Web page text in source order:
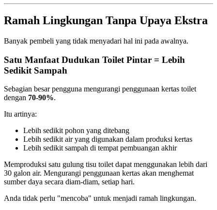
Ramah Lingkungan Tanpa Upaya Ekstra
Banyak pembeli yang tidak menyadari hal ini pada awalnya.
Satu Manfaat Dudukan Toilet Pintar = Lebih
Sedikit Sampah
Sebagian besar pengguna mengurangi penggunaan kertas toilet
dengan 70-90%.
Itu artinya:
Lebih sedikit pohon yang ditebang
Lebih sedikit air yang digunakan dalam produksi kertas
Lebih sedikit sampah di tempat pembuangan akhir
Memproduksi satu gulung tisu toilet dapat menggunakan lebih dari
30 galon air. Mengurangi penggunaan kertas akan menghemat
sumber daya secara diam-diam, setiap hari.
Anda tidak perlu "mencoba" untuk menjadi ramah lingkungan.